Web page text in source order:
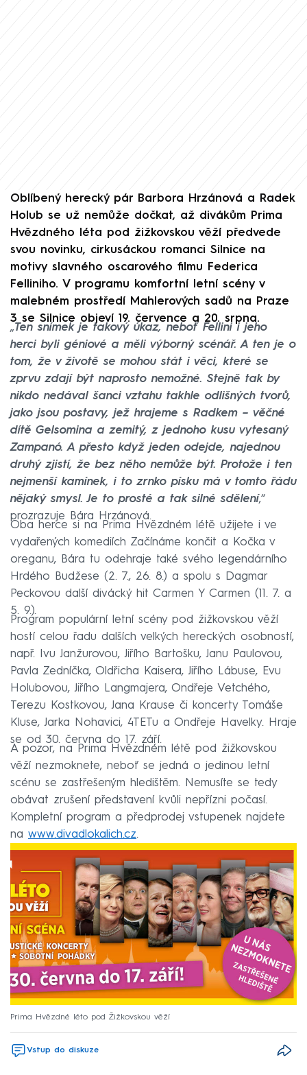
Oblíbený herecký pár Barbora Hrzánová a Radek
Holub se už nemůže dočkat, až divákům Prima
Hvězdného léta pod žižkovskou věží předvede
svou novinku, cirkusáckou romanci Silnice na
motivy slavného oscarového filmu Federica
Felliniho. V programu komfortní letní scény v
malebném prostředí Mahlerových sadů na Praze
3 se Silnice objeví 19. července a 20. srpna.
„Ten snímek je takový úkaz, neboť Fellini i jeho
herci byli géniové a měli výborný scénář. A ten je o
tom, že v životě se mohou stát i věci, které se
zprvu zdají být naprosto nemožné. Stejně tak by
nikdo nedával šanci vztahu takhle odlišných tvorů,
jako jsou postavy, jež hrajeme s Radkem – věčné
dítě Gelsomina a zemitý, z jednoho kusu vytesaný
Zampanó. A přesto když jeden odejde, najednou
druhý zjistí, že bez něho nemůže být. Protože i ten
nejmenší kamínek, i to zrnko písku má v tomto řádu
nějaký smysl. Je to prosté a tak silné sdělení,“
prozrazuje Bára Hrzánová.
Oba herce si na Prima Hvězdném létě užijete i ve
vydařených komediích Začínáme končit a Kočka v
oreganu, Bára tu odehraje také svého legendárního
Hrdého Budžese (2. 7., 26. 8.) a spolu s Dagmar
Peckovou další divácký hit Carmen Y Carmen (11. 7. a
5. 9.).
Program populární letní scény pod žižkovskou věží
hostí celou řadu dalších velkých hereckých osobností,
např. Ivu Janžurovou, Jiřího Bartošku, Janu Paulovou,
Pavla Zedníčka, Oldřicha Kaisera, Jiřího Lábuse, Evu
Holubovou, Jiřího Langmajera, Ondřeje Vetchého,
Terezu Kostkovou, Jana Krause či koncerty Tomáše
Kluse, Jarka Nohavici, 4TETu a Ondřeje Havelky. Hraje
se od 30. června do 17. září.
A pozor, na Prima Hvězdném létě pod žižkovskou
věží nezmoknete, neboť se jedná o jedinou letní
scénu se zastřešeným hledištěm. Nemusíte se tedy
obávat zrušení představení kvůli nepřízni počasí.
Kompletní program a předprodej vstupenek najdete
na www.divadlokalich.cz.
Prima Hvězdné léto pod Žižkovskou věží
Vstup do diskuze